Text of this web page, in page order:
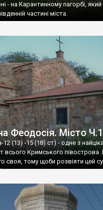
- на Карантинному пагорбі, який
частині міста.
Феодосія. Місто Ч.1
(13) -15 (18) ст) - одне з
всього Кримського півострова
своя, тому щоби розвіяти цей
це